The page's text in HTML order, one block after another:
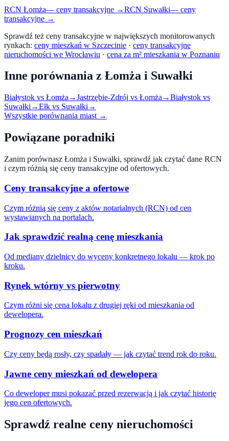
RCN Łomża— ceny transakcyjne →RCN Suwałki— ceny
transakcyjne →
Sprawdź też ceny transakcyjne w największych monitorowanych
rynkach: ceny mieszkań w Szczecinie · ceny transakcyjne
nieruchomości we Wrocławiu · cena za m² mieszkania w Poznaniu
Inne porównania z Łomża i Suwałki
Białystok vs Łomża →Jastrzębie-Zdrój vs Łomża →Białystok vs
Suwałki →Ełk vs Suwałki →
Wszystkie porównania miast →
Powiązane poradniki
Zanim porównasz Łomża i Suwałki, sprawdź jak czytać dane RCN
i czym różnią się ceny transakcyjne od ofertowych.
Ceny transakcyjne a ofertowe
Czym różnią się ceny z aktów notarialnych (RCN) od cen
wystawianych na portalach.
Jak sprawdzić realną cenę mieszkania
Od mediany dzielnicy do wyceny konkretnego lokalu — krok po
kroku.
Rynek wtórny vs pierwotny
Czym różni się cena lokalu z drugiej ręki od mieszkania od
dewelopera.
Prognozy cen mieszkań
Czy ceny będą rosły, czy spadały — jak czytać trend rok do roku.
Jawne ceny mieszkań od dewelopera
Co deweloper musi pokazać przed rezerwacją i jak czytać historię
jego cen ofertowych.
Sprawdź realne ceny nieruchomości